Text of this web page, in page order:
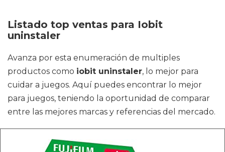
Listado top ventas para Iobit
uninstaler
Avanza por esta enumeración de multiples
productos como iobit uninstaler, lo mejor para
cuidar a juegos. Aquí puedes encontrar lo mejor
para juegos, teniendo la oportunidad de comparar
entre las mejores marcas y referencias del mercado.